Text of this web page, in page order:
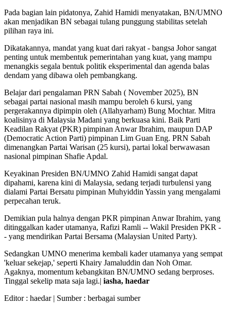
Pada bagian lain pidatonya, Zahid Hamidi menyatakan, BN/UMNO
akan menjadikan BN sebagai tulang punggung stabilitas setelah
pilihan raya ini.
Dikatakannya, mandat yang kuat dari rakyat - bangsa Johor sangat
penting untuk membentuk pemerintahan yang kuat, yang mampu
menangkis segala bentuk politik eksperimental dan agenda balas
dendam yang dibawa oleh pembangkang.
Belajar dari pengalaman PRN Sabah ( November 2025), BN
sebagai partai nasional masih mampu beroleh 6 kursi, yang
pergerakannya dipimpin oleh (Allahyarham) Bung Mochtar. Mitra
koalisinya di Malaysia Madani yang berkuasa kini. Baik Parti
Keadilan Rakyat (PKR) pimpinan Anwar Ibrahim, maupun DAP
(Democratic Action Parti) pimpinan Lim Guan Eng. PRN Sabah
dimenangkan Partai Warisan (25 kursi), partai lokal berwawasan
nasional pimpinan Shafie Apdal.
Keyakinan Presiden BN/UMNO Zahid Hamidi sangat dapat
dipahami, karena kini di Malaysia, sedang terjadi turbulensi yang
dialami Partai Bersatu pimpinan Muhyiddin Yassin yang mengalami
perpecahan teruk.
Demikian pula halnya dengan PKR pimpinan Anwar Ibrahim, yang
ditinggalkan kader utamanya, Rafizi Ramli -- Wakil Presiden PKR -
- yang mendirikan Partai Bersama (Malaysian United Party).
Sedangkan UMNO menerima kembali kader utamanya yang sempat
'keluar sekejap,' seperti Khairy Jamaluddin dan Noh Omar.
Agaknya, momentum kebangkitan BN/UMNO sedang berproses.
Tinggal sekelip mata saja lagi.| iasha, haedar
Editor : haedar| Sumber : berbagai sumber